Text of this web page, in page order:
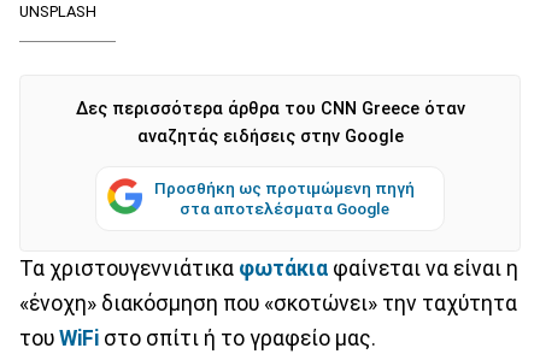
UNSPLASH
Δες περισσότερα άρθρα του CNN Greece όταν
αναζητάς ειδήσεις στην Google
Προσθήκη ως προτιμώμενη πηγή
στα αποτελέσματα Google
Τα χριστουγεννιάτικα φωτάκια φαίνεται να είναι η
«ένοχη» διακόσμηση που «σκοτώνει» την ταχύτητα
του WiFi στο σπίτι ή το γραφείο μας.